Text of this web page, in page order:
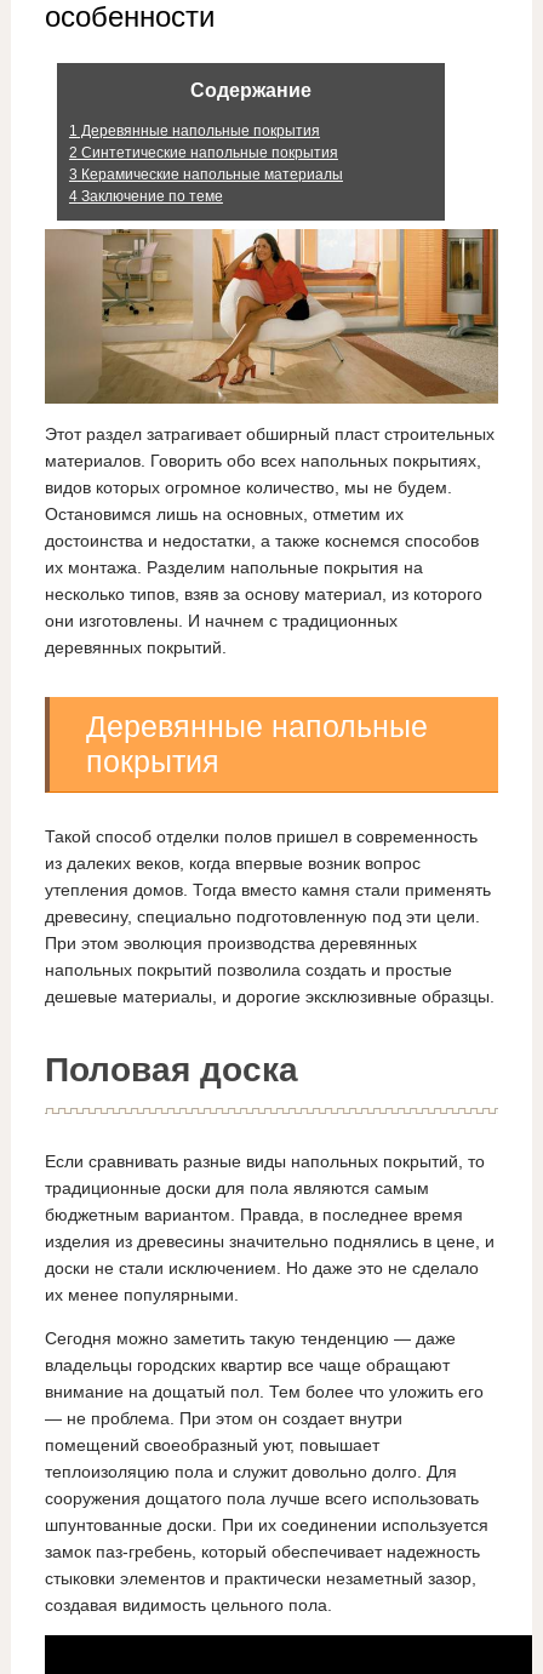
особенности
Содержание
1 Деревянные напольные покрытия
2 Синтетические напольные покрытия
3 Керамические напольные материалы
4Заключение по теме
Этот раздел затрагивает обширный пласт строительных
материалов. Говорить обо всех напольных покрытиях,
видов которых огромное количество, мы не будем.
Остановимся лишь на основных, отметим их
достоинства и недостатки, а также коснемся способов
их монтажа. Разделим напольные покрытия на
несколько типов, взяв за основу материал, из которого
они изготовлены. И начнем с традиционных
деревянных покрытий.
Деревянные напольные
покрытия
Такой способ отделки полов пришел в современность
из далеких веков, когда впервые возник вопрос
утепления домов. Тогда вместо камня стали применять
древесину, специально подготовленную под эти цели.
При этом эволюция производства деревянных
напольных покрытий позволила создать и простые
дешевые материалы, и дорогие эксклюзивные образцы.
Половая доска
Если сравнивать разные виды напольных покрытий, то
традиционные доски для пола являются самым
бюджетным вариантом. Правда, в последнее время
изделия из древесины значительно поднялись в цене, и
доски не стали исключением. Но даже это не сделало
их менее популярными.
Сегодня можно заметить такую тенденцию — даже
владельцы городских квартир все чаще обращают
внимание на дощатый пол. Тем более что уложить его
— не проблема. При этом он создает внутри
помещений своеобразный уют, повышает
теплоизоляцию пола и служит довольно долго. Для
сооружения дощатого пола лучше всего использовать
шпунтованные доски. При их соединении используется
замок паз-гребень, который обеспечивает надежность
стыковки элементов и практически незаметный зазор,
создавая видимость цельного пола.